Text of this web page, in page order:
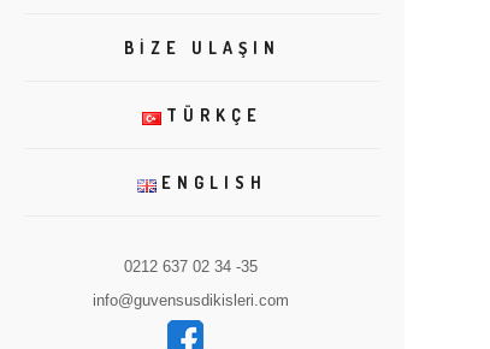
BIZE ULAŞIN
TÜRKÇE
ENGLISH
0212 637 02 34 -35
info@guvensusdikisleri.com